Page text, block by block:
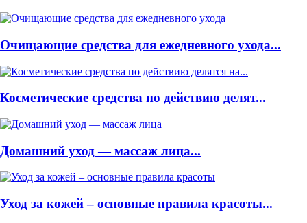
Очищающие средства для ежедневного ухода...
Косметические средства по действию делят...
Домашний уход — массаж лица...
Уход за кожей – основные правила красоты...